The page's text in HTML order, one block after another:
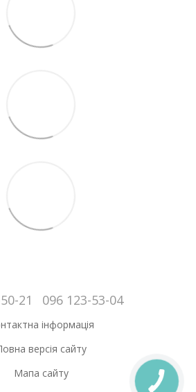
21 096 123-53-04
інформація
версія сайту
Мапа сайту